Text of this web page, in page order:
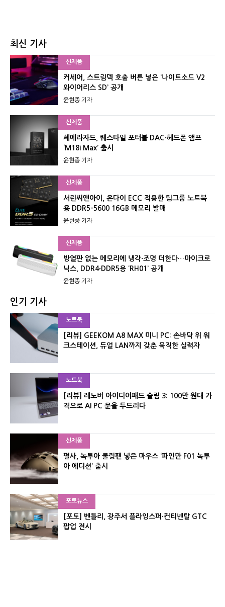
최신 기사
신제품
커세어, 스트림덱 호출 버튼 넣은 ‘나이트소드 V2
와이어리스 SD’ 공개
윤현종 기자
신제품
셰에라자드, 퀘스타일 포터블 DAC·헤드폰 앰프
‘M18i Max’ 출시
윤현종 기자
신제품
서린씨앤아이, 온다이 ECC 적용한 팀그룹 노트북
용 DDR5-5600 16GB 메모리 발매
윤현종 기자
신제품
방열판 없는 메모리에 냉각·조명 더한다…마이크로
닉스, DDR4·DDR5용 ‘RH01’ 공개
윤현종 기자
인기 기사
노트북
[리뷰] GEEKOM A8 MAX 미니 PC: 손바닥 위 워
크스테이션, 듀얼 LAN까지 갖춘 묵직한 실력자
노트북
[리뷰] 레노버 아이디어패드 슬림 3: 100만 원대 가
격으로 AI PC 문을 두드리다
신제품
펄사, 녹투아 쿨링팬 넣은 마우스 ‘파인만 F01 녹투
아 에디션’ 출시
포토뉴스
[포토] 벤틀리, 광주서 플라잉스퍼·컨티넨탈 GTC
팝업 전시